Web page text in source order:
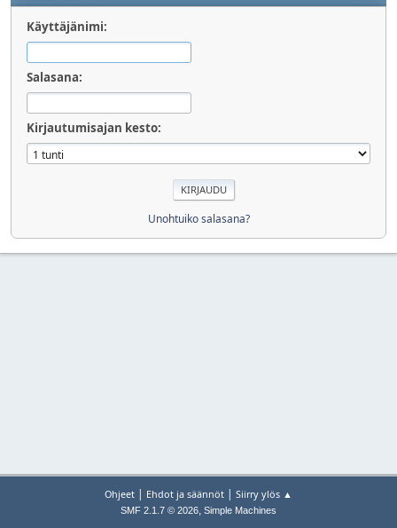
Käyttäjänimi:
Salasana:
Kirjautumisajan kesto:
Unohtuiko salasana?
Ohjeet | Ehdot ja säännöt | Siirry ylös ▲
SMF 2.1.7 © 2026, Simple Machines